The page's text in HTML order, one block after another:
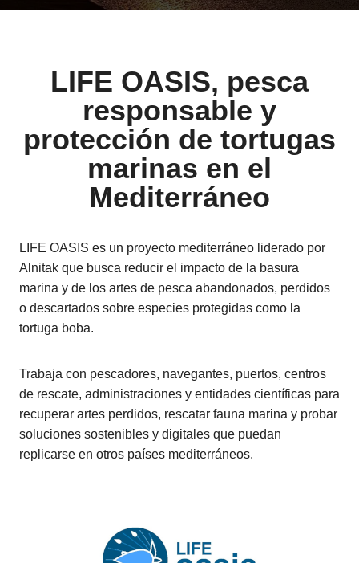
LIFE OASIS, pesca
responsable y
protección de tortugas
marinas en el
Mediterráneo
LIFE OASIS es un proyecto mediterráneo liderado por
Alnitak que busca reducir el impacto de la basura
marina y de los artes de pesca abandonados, perdidos
o descartados sobre especies protegidas como la
tortuga boba.
Trabaja con pescadores, navegantes, puertos, centros
de rescate, administraciones y entidades científicas para
recuperar artes perdidos, rescatar fauna marina y probar
soluciones sostenibles y digitales que puedan
replicarse en otros países mediterráneos.